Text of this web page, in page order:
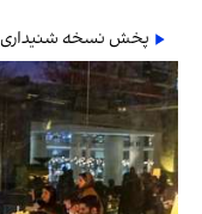
پخش نسخه شنیداری